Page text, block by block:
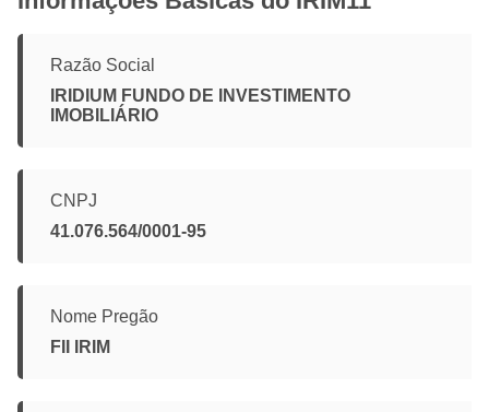
Razão Social
IRIDIUM FUNDO DE INVESTIMENTO
IMOBILIÁRIO
CNPJ
41.076.564/0001-95
Nome Pregão
FII IRIM